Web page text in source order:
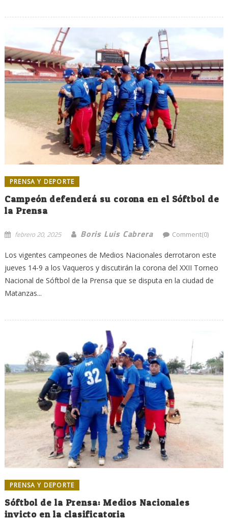
PRENSA Y DEPORTE
Campeón defenderá su corona en el Sóftbol de
la Prensa
febrero 20, 2025 Boris Luis Cabrera Comment(0)
Los vigentes campeones de Medios Nacionales derrotaron este
jueves 14-9 a los Vaqueros y discutirán la corona del XXII Torneo
Nacional de Sóftbol de la Prensa que se disputa en la ciudad de
Matanzas...
PRENSA Y DEPORTE
Sóftbol de la Prensa: Medios Nacionales
invicto en la clasificatoria